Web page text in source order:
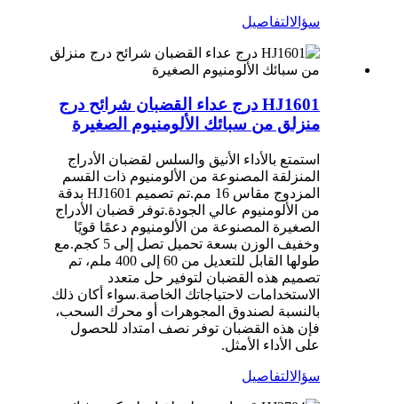
سؤالالتفاصيل
HJ1601 درج عداء القضبان شرائح درج
منزلق من سبائك الألومنيوم الصغيرة
استمتع بالأداء الأنيق والسلس لقضبان الأدراج
المنزلقة المصنوعة من الألومنيوم ذات القسم
المزدوج مقاس 16 مم.تم تصميم HJ1601 بدقة
من الألومنيوم عالي الجودة.توفر قضبان الأدراج
الصغيرة المصنوعة من الألومنيوم دعمًا قويًا
وخفيف الوزن بسعة تحميل تصل إلى 5 كجم.مع
طولها القابل للتعديل من 60 إلى 400 ملم، تم
تصميم هذه القضبان لتوفير حل متعدد
الاستخدامات لاحتياجاتك الخاصة.سواء أكان ذلك
بالنسبة لصندوق المجوهرات أو محرك السحب،
فإن هذه القضبان توفر نصف امتداد للحصول
على الأداء الأمثل.
سؤالالتفاصيل